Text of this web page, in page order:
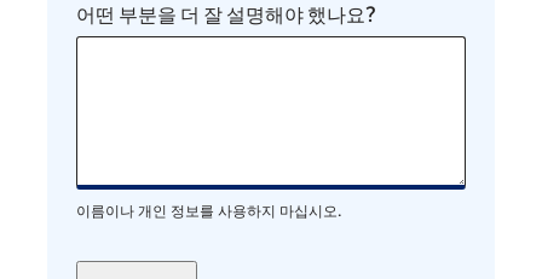
어떤 부분을 더 잘 설명해야 했나요?
이름이나 개인 정보를 사용하지 마십시오.